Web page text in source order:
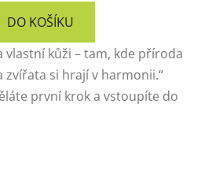
DO KOŠÍKU
vlastní kůži – tam, kde příroda
zvířata si hrají v harmonii.“
první krok a vstoupíte do